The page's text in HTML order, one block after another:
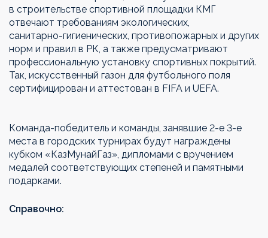
в строительстве спортивной площадки КМГ
отвечают требованиям экологических,
санитарно-гигиенических, противопожарных и других
норм и правил в РК, а также предусматривают
профессиональную установку спортивных покрытий.
Так, искусственный газон для футбольного поля
сертифицирован и аттестован в FIFA и UEFA.
Команда-победитель и команды, занявшие 2-е 3-е
места в городских турнирах будут награждены
кубком «КазМунайГаз», дипломами с вручением
медалей соответствующих степеней и памятными
подарками.
Справочно: